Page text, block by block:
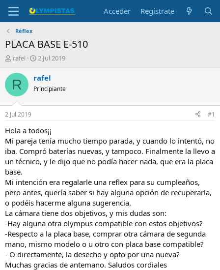
Acceder Regístrate
Réflex
PLACA BASE E-510
I
i
c
a
d
o
r
d
e
l
t
e
m
a
rafel
F
c
h
a
i
n
c
i
o
2 Jul 2019
R rafel
Principiante
2 Jul 2019 #1
Hola a todos¡¡
Mi pareja tenía mucho tiempo parada, y cuando lo intentó, no
iba. Compró baterías nuevas, y tampoco. Finalmente la llevo a
un técnico, y le dijo que no podía hacer nada, que era la placa
base.
Mi intención era regalarle una reflex para su cumpleaños,
pero antes, quería saber si hay alguna opción de recuperarla,
o podéis hacerme alguna sugerencia.
La cámara tiene dos objetivos, y mis dudas son:
-Hay alguna otra olympus compatible con estos objetivos?
-Respecto a la placa base, comprar otra cámara de segunda
mano, mismo modelo o u otro con placa base compatible?
- O directamente, la desecho y opto por una nueva?
Muchas gracias de antemano. Saludos cordiales